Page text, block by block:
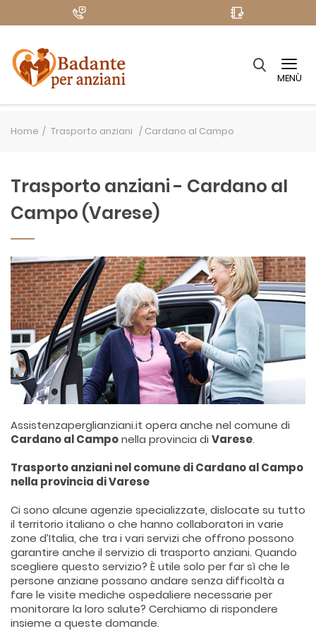
MENÙ
Home Trasporto anziani / Cardano al Campo
Trasporto anziani - Cardano al
Campo (Varese)
Assistenzaperglianziani.it opera anche nel comune di
Cardano al Camponella provincia di Varese.
Trasporto anziani nel comune di Cardano al Campo
nella provincia di Varese
Ci sono alcune agenzie specializzate, dislocate su tutto
il territorio italiano o che hanno collaboratori in varie
zone d’Italia, che tra i vari servizi che offrono possono
garantire anche il servizio di trasporto anziani. Quando
scegliere questo servizio? È utile solo per far sì che le
persone anziane possano andare senza difficoltà a
fare le visite mediche ospedaliere necessarie per
monitorare la loro salute? Cerchiamo di rispondere
insieme a queste domande.